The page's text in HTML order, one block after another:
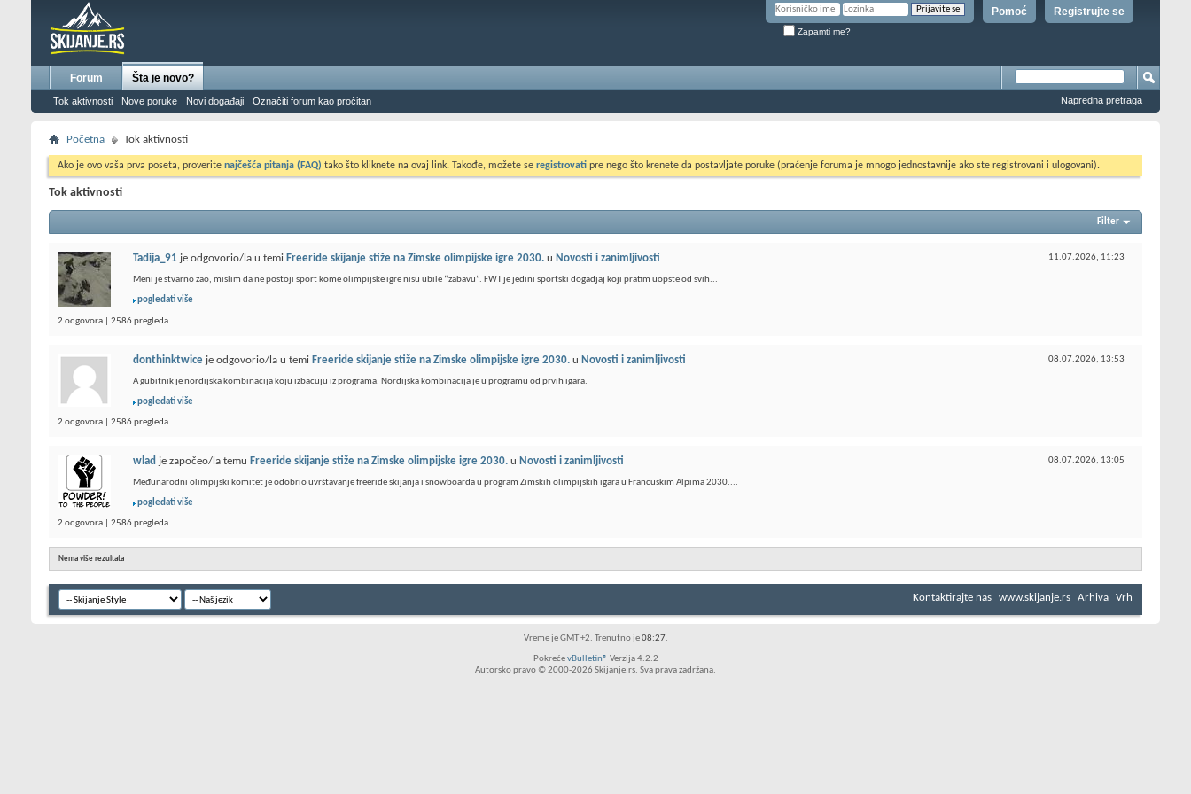
Registrujte se
Pomoć
Zapamti me?
Forum Šta je novo?
Tok aktivnosti Nove poruke Novi događaji Označiti forum kao pročitan Napredna pretraga
Početna Tok aktivnosti
Ako je ovo vaša prva poseta, proverite najčešća pitanja (FAQ) tako što kliknete na ovaj link. Takođe, možete se registrovati pre nego što krenete da postavljate poruke (praćenje foruma je mnogo jednostavnije ako ste registrovani i ulogovani).
Tok aktivnosti
Filter
11.07.2026, 11:23
Tadija_91 je odgovorio/la u temi Freeride skijanje stiže na Zimske olimpijske igre 2030. u Novosti i zanimljivosti
Meni je stvarno zao, mislim da ne postoji sport kome olimpijske igre nisu ubile “zabavu”. FWT je jedini sportski dogadjaj koji pratim uopste od svih...
pogledati više
2 odgovora | 2586 pregleda
08.07.2026, 13:53
donthinktwice je odgovorio/la u temi Freeride skijanje stiže na Zimske olimpijske igre 2030. u Novosti i zanimljivosti
A gubitnik je nordijska kombinacija koju izbacuju iz programa. Nordijska kombinacija je u programu od prvih igara.
pogledati više
2 odgovora | 2586 pregleda
08.07.2026, 13:05
wlad je započeo/la temu Freeride skijanje stiže na Zimske olimpijske igre 2030. u Novosti i zanimljivosti
Međunarodni olimpijski komitet je odobrio uvrštavanje freeride skijanja i snowboarda u program Zimskih olimpijskih igara u Francuskim Alpima 2030....
pogledati više
2 odgovora | 2586 pregleda
Nema više rezultata
Kontaktirajte nas www.skijanje.rs Arhiva Vrh
Vreme je GMT +2. Trenutno je08:27.
PokrećevBulletin® Verzija 4.2.2
Autorsko pravo © 2000-2026 Skijanje.rs. Sva prava zadržana.